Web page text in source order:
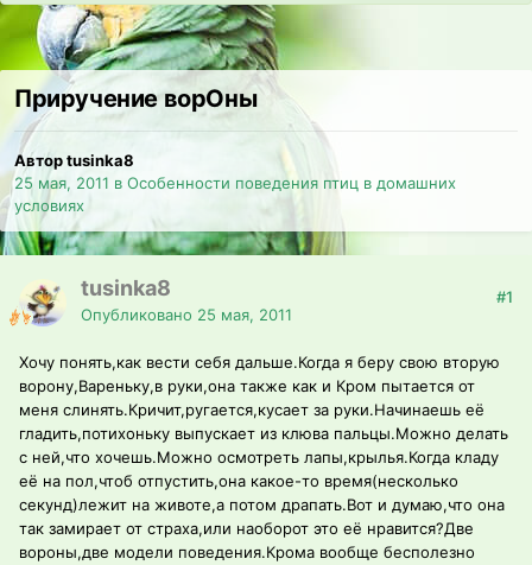
Приручение ворОны
Автор tusinka8
25 мая, 2011 в Особенности поведения птиц в домашних
условиях
tusinka8
Опубликовано 25 мая, 2011
#1
Хочу понять,как вести себя дальше.Когда я беру свою вторую
ворону,Вареньку,в руки,она также как и Кром пытается от
меня слинять.Кричит,ругается,кусает за руки.Начинаешь её
гладить,потихоньку выпускает из клюва пальцы.Можно делать
с ней,что хочешь.Можно осмотреть лапы,крылья.Когда кладу
её на пол,чтоб отпустить,она какое-то время(несколько
секунд)лежит на животе,а потом драпать.Вот и думаю,что она
так замирает от страха,или наоборот это её нравится?Две
вороны,две модели поведения.Крома вообще бесполезно